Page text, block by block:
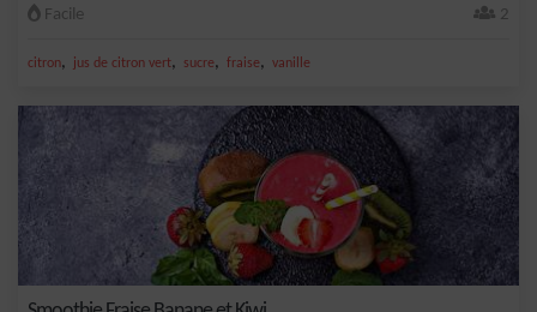
Facile 2
citron, jus de citron vert, sucre, fraise, vanille